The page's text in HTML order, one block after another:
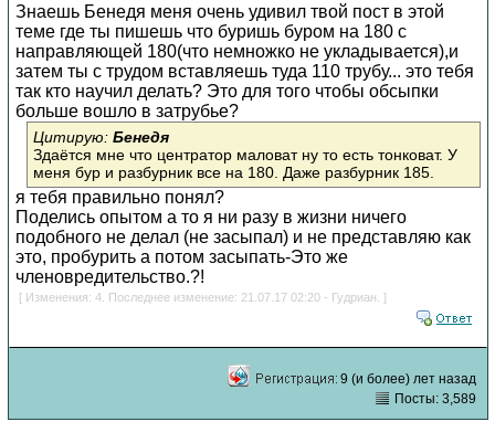
Знаешь Бенедя меня очень удивил твой пост в этой
теме где ты пишешь что буришь буром на 180 с
направляющей 180(что немножко не укладывается),и
затем ты с трудом вставляешь туда 110 трубу... это тебя
так кто научил делать? Это для того чтобы обсыпки
больше вошло в затрубье?
Цитирую: Бенедя
Здаётся мне что центратор маловат ну то есть тонковат. У
меня бур и разбурник все на 180. Даже разбурник 185.
я тебя правильно понял?
Поделись опытом а то я ни разу в жизни ничего
подобного не делал (не засыпал) и не представляю как
это, пробурить а потом засыпать-Это же
членовредительство.?!
[ Изменения: 4. Последнее изменение: 21.07.17 02:20 - Гудриан. ]
9 (и более) лет назад
Посты: 3,589